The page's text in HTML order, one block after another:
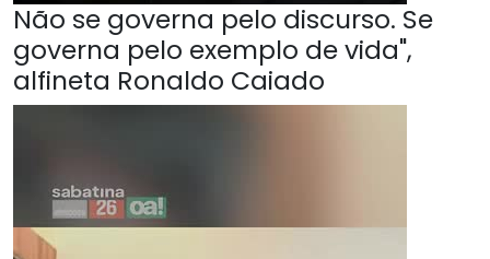
Não se governa pelo discurso. Se
governa pelo exemplo de vida",
alfineta Ronaldo Caiado